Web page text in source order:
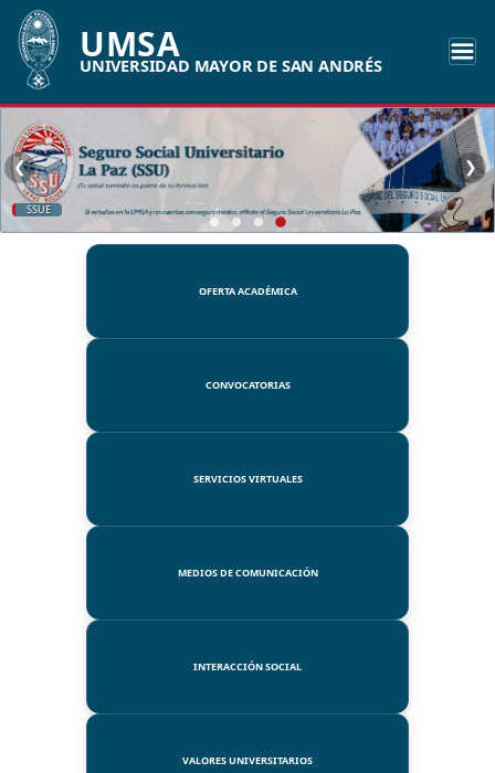
UMSA
UNIVERSIDAD MAYOR DE SAN ANDRÉS
SSUE
❮ ❯
OFERTA ACADÉMICA
CONVOCATORIAS
SERVICIOS VIRTUALES
MEDIOS DE COMUNICACIÓN
INTERACCIÓN SOCIAL
VALORES UNIVERSITARIOS